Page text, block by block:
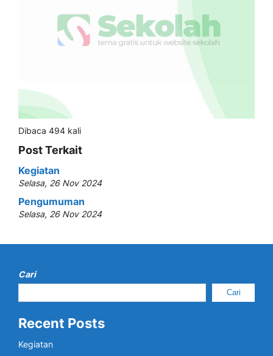
Dibaca 494 kali
Post Terkait
Kegiatan
Selasa, 26 Nov 2024
Pengumuman
Selasa, 26 Nov 2024
Cari
Cari
Recent Posts
Kegiatan